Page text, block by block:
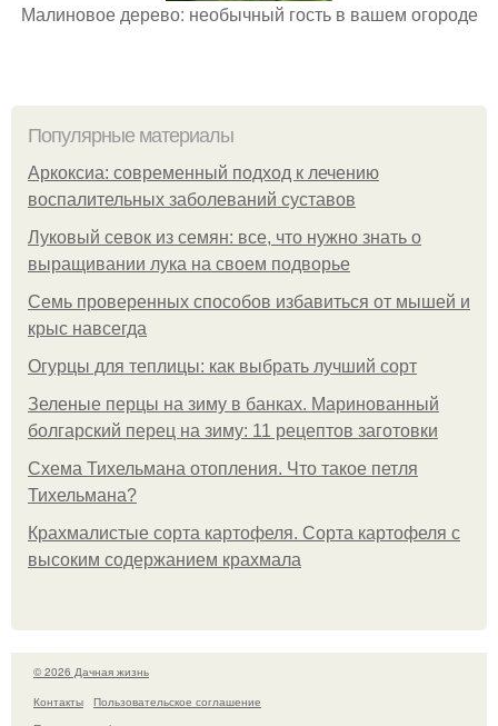
Малиновое дерево: необычный гость в вашем огороде
Популярные материалы
Аркоксиа: современный подход к лечению
воспалительных заболеваний суставов
Луковый севок из семян: все, что нужно знать о
выращивании лука на своем подворье
Семь проверенных способов избавиться от мышей и
крыс навсегда
Огурцы для теплицы: как выбрать лучший сорт
Зеленые перцы на зиму в банках. Маринованный
болгарский перец на зиму: 11 рецептов заготовки
Схема Тихельмана отопления. Что такое петля
Тихельмана?
Крахмалистые сорта картофеля. Сорта картофеля с
высоким содержанием крахмала
© 2026 Дачная жизнь
Контакты
Пользовательское соглашение